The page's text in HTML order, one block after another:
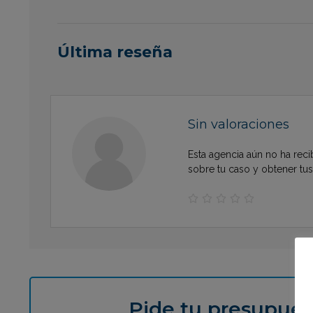
Última reseña
Sin valoraciones
Esta agencia aún no ha
sobre tu caso y obtener